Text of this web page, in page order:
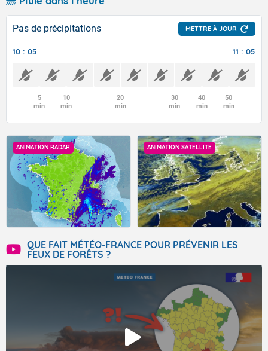
Pas de précipitations METTRE À JOUR
10 : 05 11 : 05
5
min
10
min
20
min
30
min
40
min
50
min
ANIMATION RADAR ANIMATION SATELLITE
QUE FAIT MÉTÉO-FRANCE POUR PRÉVENIR LES
FEUX DE FORÊTS ?